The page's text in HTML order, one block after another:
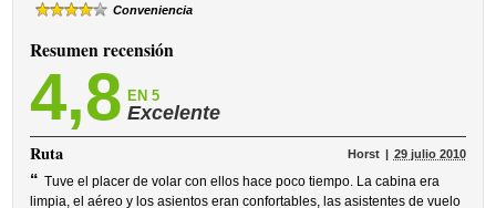
Conveniencia
Resumen recensión
4,8 EN 5
Excelente
Ruta Horst 29 julio 2010
“ Tuve el placer de volar con ellos hace poco tiempo. La cabina era
limpia, el aéreo y los asientos eran confortables, las asistentes de vuelo